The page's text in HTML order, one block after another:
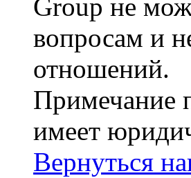
Group не
вопросам и
отношений.
Примечание
имеет
Вернуться